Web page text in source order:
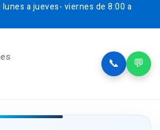
a jueves- viernes de 8:00 a
📞 💬